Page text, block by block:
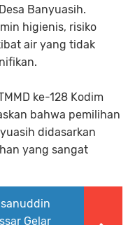
Banyuasih.
higienis, risiko
air yang tidak
ke-128 Kodim
bahwa pemilihan
didasarkan
yang sangat
Gelar